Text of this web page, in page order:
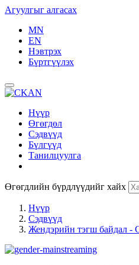
Агуулгыг алгасах
MN
EN
Нэвтрэх
Бүртгүүлэх
Нүүр
Өгөгдөл
Сэдвүүд
Бүлгүүд
Танилцуулга
Өгөгдлийн бүрдлүүдийг хайх
Нүүр
Сэдвүүд
Жендэрийн тэгш байдал -